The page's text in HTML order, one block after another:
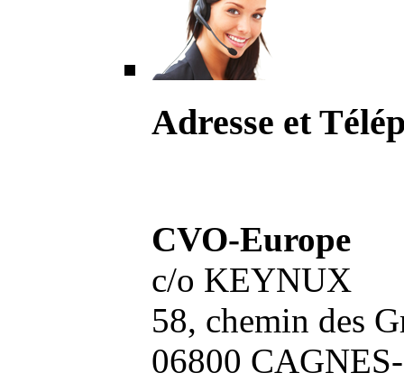
Adresse et
CVO-Europe
c/o KEYNUX
58, chemin des
06800